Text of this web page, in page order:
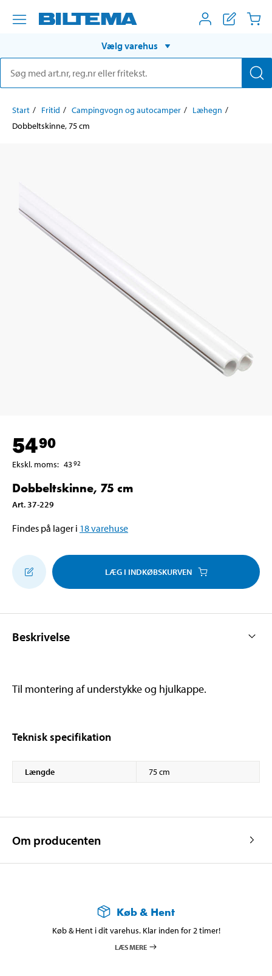
Vælg varehus
Start Fritid Campingvogn og autocamper
Læhegn
Dobbeltskinne, 75 cm
5490
Ekskl. moms: 4392
Dobbeltskinne, 75 cm
Art. 37-229
Findes på lager i 18varehuse
LÆG I INDKØBSKURVEN
Beskrivelse
Til montering af understykke og hjulkappe.
Teknisk specifikation
Længde 75 cm
Om producenten
Køb & Hent
Køb & Hent i dit varehus. Klar inden for 2 timer!
LÆS MERE